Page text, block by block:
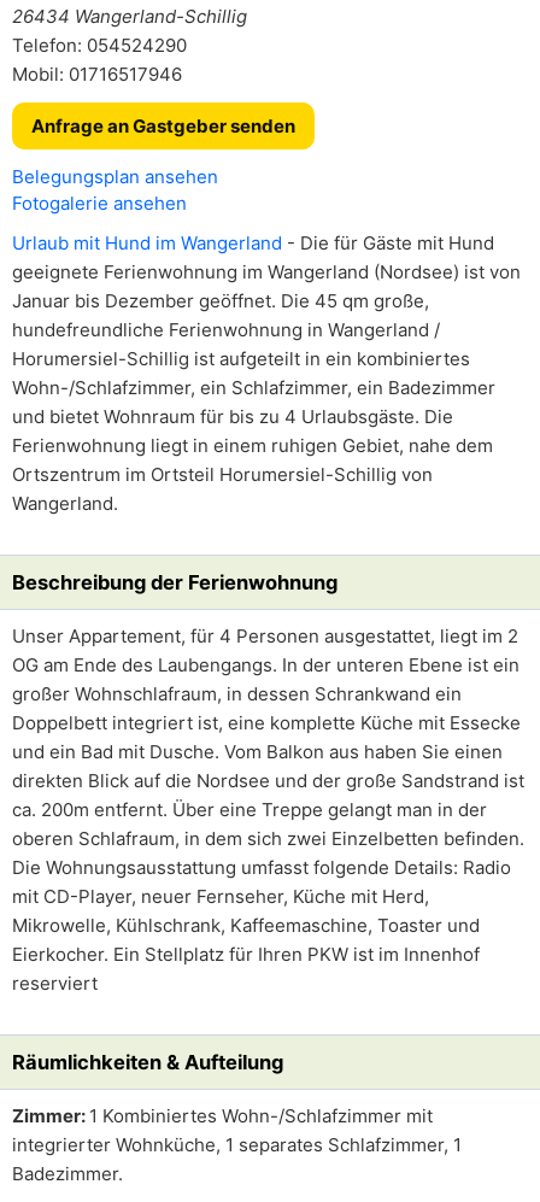
26434 Wangerland-Schillig
Telefon: 054524290
Mobil: 01716517946
Anfrage an Gastgeber senden
Belegungsplan ansehen
Fotogalerie ansehen
Urlaub mit Hund im Wangerland - Die für Gäste mit Hund
geeignete Ferienwohnung im Wangerland (Nordsee) ist von
Januar bis Dezember geöffnet. Die 45 qm große,
hundefreundliche Ferienwohnung in Wangerland /
Horumersiel-Schillig ist aufgeteilt in ein kombiniertes
Wohn-/Schlafzimmer, ein Schlafzimmer, ein Badezimmer
und bietet Wohnraum für bis zu 4 Urlaubsgäste. Die
Ferienwohnung liegt in einem ruhigen Gebiet, nahe dem
Ortszentrum im Ortsteil Horumersiel-Schillig von
Wangerland.
Beschreibung der Ferienwohnung
Unser Appartement, für 4 Personen ausgestattet, liegt im 2
OG am Ende des Laubengangs. In der unteren Ebene ist ein
großer Wohnschlafraum, in dessen Schrankwand ein
Doppelbett integriert ist, eine komplette Küche mit Essecke
und ein Bad mit Dusche. Vom Balkon aus haben Sie einen
direkten Blick auf die Nordsee und der große Sandstrand ist
ca. 200m entfernt. Über eine Treppe gelangt man in der
oberen Schlafraum, in dem sich zwei Einzelbetten befinden.
Die Wohnungsausstattung umfasst folgende Details: Radio
mit CD-Player, neuer Fernseher, Küche mit Herd,
Mikrowelle, Kühlschrank, Kaffeemaschine, Toaster und
Eierkocher. Ein Stellplatz für Ihren PKW ist im Innenhof
reserviert
Räumlichkeiten & Aufteilung
Zimmer: 1 Kombiniertes Wohn-/Schlafzimmer mit
integrierter Wohnküche, 1 separates Schlafzimmer, 1
Badezimmer.